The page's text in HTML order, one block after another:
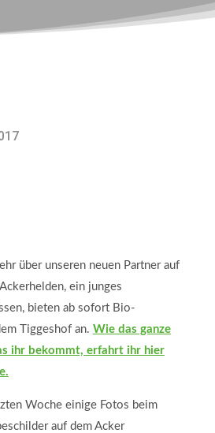
über unseren neuen Partner auf
ein junges
bieten ab sofort Bio-
Tiggeshof an. Wie das ganze
ihr bekommt, erfahrt ihr hier
Woche einige Fotos beim
auf dem Acker